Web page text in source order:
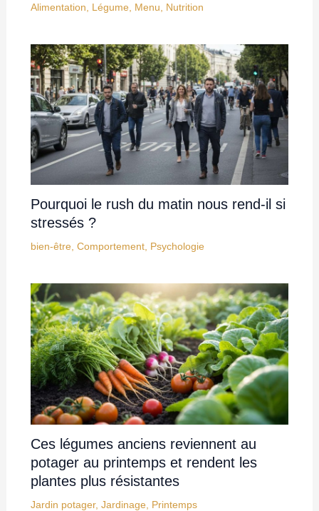
Alimentation Légume Menu Nutrition
Pourquoi le rush du matin nous rend-il si
stressés ?
bien-être, Comportement, Psychologie
Ces légumes anciens reviennent au
potager au printemps et rendent les
plantes plus résistantes
Jardin potager, Jardinage Printemps